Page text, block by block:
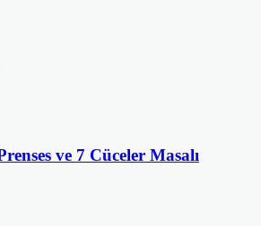
ve 7 Cüceler Masalı